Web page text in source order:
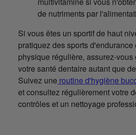
de nutriments par
Si vous êtes un sportif de haut
pratiquez des sports d'endurance
physique régulière, assurez-
votre santé dentaire autant que
Suivez une routine d'hygiène
et consultez régulièrement votre
contrôles et un nettoyage